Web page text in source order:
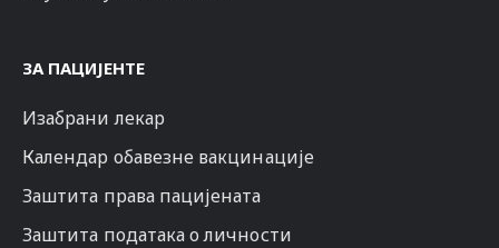
ЗА ПАЦИЈЕНТЕ
Изабрани лекар
Календар обавезне вакцинације
Заштита права пацијената
Заштита података о личности